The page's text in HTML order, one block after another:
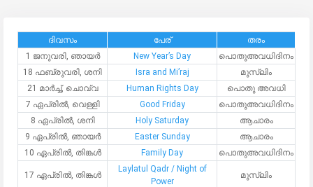
ദിവസം പേര്
തരം
1 ജനുവരി, ഞായർ
New Year’s Day
പൊതുഅവധിദിനം
18 ഫബ്രുവരി, ശനി
Isra and Mi’raj
മുസ്ലിം
21 മാർച്ച്, ചൊവ്വ
Human Rights Day
പൊതു അവധി
7 ഏപ്രിൽ, വെള്ളി
Good Friday
പൊതുഅവധിദിനം
8 ഏപ്രിൽ, ശനി
Holy Saturday
ആചാരം
9 ഏപ്രിൽ, ഞായർ
Easter Sunday
ആചാരം
10 ഏപ്രിൽ, തിങ്കള്‍
Family Day പൊതുഅവധിദിനം
17 ഏപ്രിൽ, തിങ്കള്‍
Laylatul Qadr / Night of
Power
മുസ്ലിം